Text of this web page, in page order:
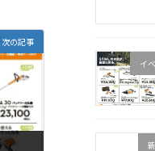
次の記事
イ